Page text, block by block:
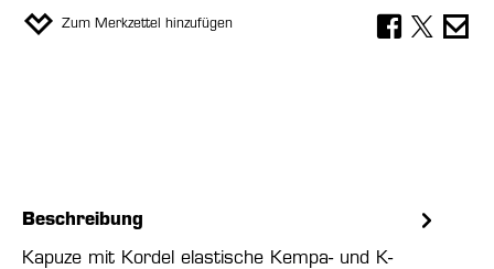
Zum Merkzettel hinzufügen
Beschreibung
Kapuze mit Kordel elastische Kempa- und K-